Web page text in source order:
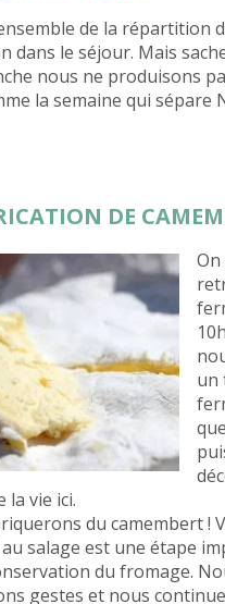
de la répartition
dans le séjour. Mais
nous ne produisons
la semaine qui sépare
DE
On
un
la vie ici.
du camembert !
salage est une étape
du fromage.
gestes et nous